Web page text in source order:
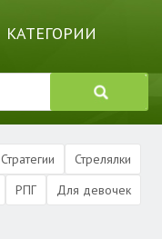
КАТЕГОРИИ
Стратегии
Стрелялки
РПГ Для девочек